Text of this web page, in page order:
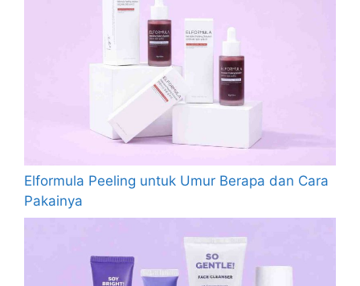
Elformula Peeling untuk Umur Berapa dan Cara
Pakainya